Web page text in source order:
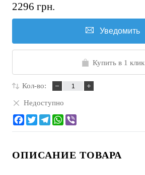
2296 грн.
Уведомить
Купить в 1 клик
Кол-во:
Недоступно
ОПИСАНИЕ ТОВАРА